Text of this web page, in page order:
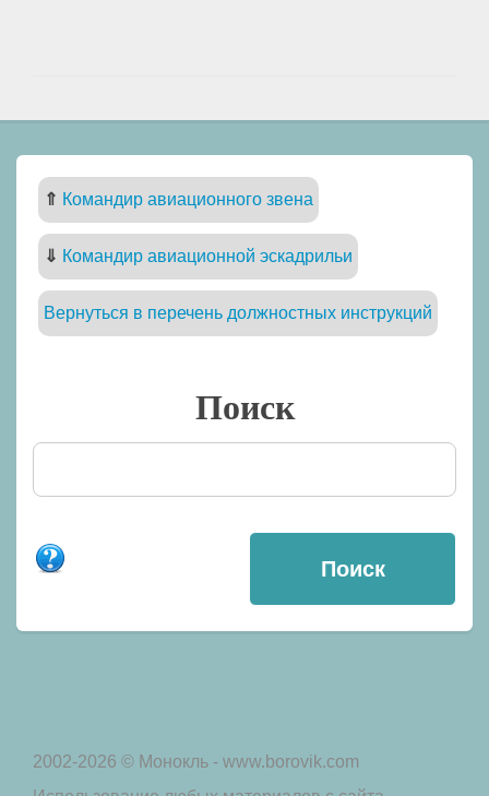
⇑ Командир авиационного звена
⇓ Командир авиационной эскадрильи
Вернуться в перечень должностных инструкций
Поиск
2002-2026 © Монокль - www.borovik.com